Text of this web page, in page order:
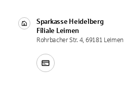
Sparkasse Heidelberg
Filiale
Leimen
Rohrbacher Str. 4, 69181 Leimen